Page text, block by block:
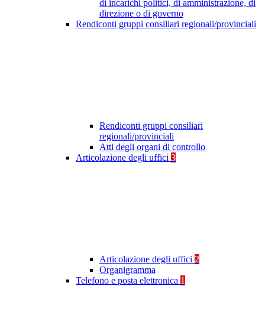
di incarichi politici, di amministrazione, di
direzione o di governo
Rendiconti gruppi consiliari regionali/provinciali
Rendiconti gruppi consiliari
regionali/provinciali
Atti degli organi di controllo
Articolazione degli uffici 3
Articolazione degli uffici 2
Organigramma
Telefono e posta elettronica 1